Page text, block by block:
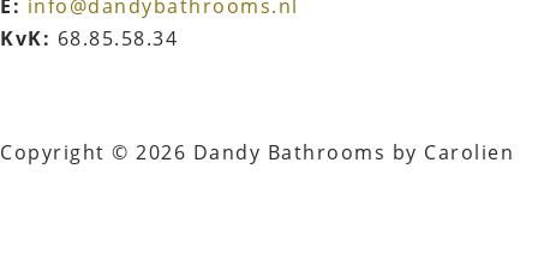
E: info@dandybathrooms.nl
KvK: 68.85.58.34
Copyright © 2026 Dandy Bathrooms by Carolien